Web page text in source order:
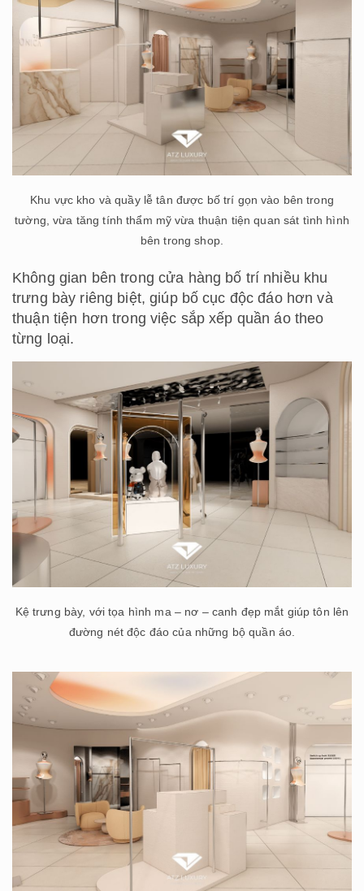
Khu vực kho và quầy lễ tân được bố trí gọn vào bên trong
tường, vừa tăng tính thẩm mỹ vừa thuận tiện quan sát tình hình
bên trong shop.
Không gian bên trong cửa hàng bố trí nhiều khu
trưng bày riêng biệt, giúp bố cục độc đáo hơn và
thuận tiện hơn trong việc sắp xếp quần áo theo
từng loại.
Kệ trưng bày, với tọa hình ma – nơ – canh đẹp mắt giúp tôn lên
đường nét độc đáo của những bộ quần áo.